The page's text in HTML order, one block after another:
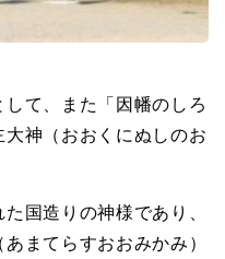
て、また「因幡のしろ
大神 （おおくにぬしのお
国造りの神様であり、
まてらすおおみかみ）